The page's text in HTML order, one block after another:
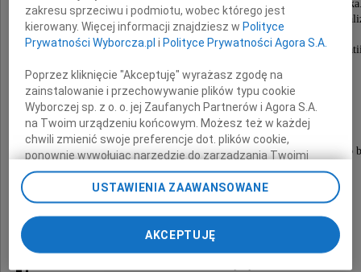
ale przede wszystkim bardzo dobrego
Nasza długoletnia współpraca pełna była
najwyższej jakości,
wzajemnego zrozumienia i nieukrywanej
ze znakomitej obsługi gastronomicznej,
którą od lat zapewniał nam
Pan Jacek Herold z żoną Dorotą i Zespołem.
Będzie nam bardzo brakowało Pana Panie Jacku, bardzo
Prezes Zarządu Portu Lotniczego Gdańsk
zakresu sprzeciwu i podmiotu, wobec którego jest
kierowany. Więcej informacji znajdziesz wPolityce
Prywatności Wyborcza.pl iPolityce Prywatności Agora S.A.
Poprzez kliknięcie "Akceptuję" wyrażasz zgodę na
zainstalowanie i przechowywanie plików typu cookie
Wyborczej sp. z o. o. jej Zaufanych Partnerów i Agora S.A.
na Twoim urządzeniu końcowym. Możesz też w każdej
chwili zmienić swoje preferencje dot. plików cookie,
ponownie wywołując narzędzie do zarządzania Twoimi
preferencjami dot. przetwarzania danych poprzez
odnośnik „Ustawienia prywatności” w stopce serwisu i
przechodząc do sekcji „Ustawienia zaawansowane”.
Zmiana ustawień plików cookie możliwa jest także za
pomocą ustawień przeglądarki.
My, nasi Zaufani Partnerzy i Agora S.A. możemy
USTAWIENIA ZAAWANSOWANE
AKCEPTUJĘ